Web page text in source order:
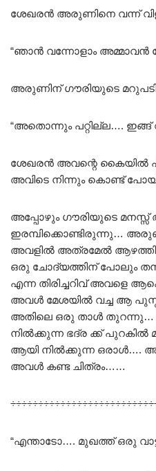
ശേഖരൻ അരുണിനെ വന്ന്
“ഞാൻ വന്നോളാം അമ്മാവൻ
അരുണിന് ഗൗരിയുടെ
“അതൊന്നും പറ്റില്ല…. ഇങ്ങ്
ശേഖരൻ അവന്റെ കൈയിൽ
അവിടെ നിന്നും കൊണ്ട്
അപ്പോഴും ഗൗരിയുടെ
ഇരമ്പിക്കൊണ്ടിരുന്നു…
അവളിൽ അത്രമേൽ
ഒരു ചോദ്യത്തിന് പോലും
എന്ന തിരിച്ചറിവ് അവളെ
അവൾ മേശയിൽ വച്ച ആ
അതിലെ ഒരു താൾ തുറന്നു…
നിൽക്കുന്ന ഭദ്ര ക്ക്
ആയി നിൽക്കുന്ന ഒരാൾ….
അവൾ കണ്ട ചിത്രം……
“എന്താടോ…. മുഖത്ത് ഒരു